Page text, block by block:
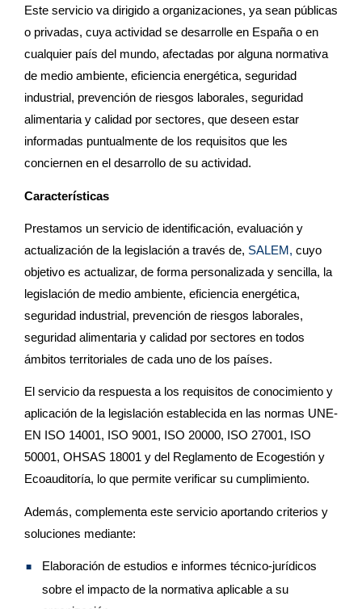
Este servicio va dirigido a organizaciones, ya sean públicas
o privadas, cuya actividad se desarrolle en España o en
cualquier país del mundo, afectadas por alguna normativa
de medio ambiente, eficiencia energética, seguridad
industrial, prevención de riesgos laborales, seguridad
alimentaria y calidad por sectores, que deseen estar
informadas puntualmente de los requisitos que les
conciernen en el desarrollo de su actividad.
Características
Prestamos un servicio de identificación, evaluación y
actualización de la legislación a través de, SALEM, cuyo
objetivo es actualizar, de forma personalizada y sencilla, la
legislación de medio ambiente, eficiencia energética,
seguridad industrial, prevención de riesgos laborales,
seguridad alimentaria y calidad por sectores en todos
ámbitos territoriales de cada uno de los países.
El servicio da respuesta a los requisitos de conocimiento y
aplicación de la legislación establecida en las normas UNE-
EN ISO 14001, ISO 9001, ISO 20000, ISO 27001, ISO
50001, OHSAS 18001 y del Reglamento de Ecogestión y
Ecoauditoría, lo que permite verificar su cumplimiento.
Además, complementa este servicio aportando criterios y
soluciones mediante:
Elaboración de estudios e informes técnico-jurídicos
sobre el impacto de la normativa aplicable a su